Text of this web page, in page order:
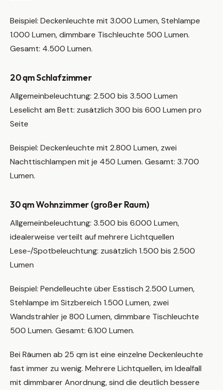
Beispiel: Deckenleuchte mit 3.000 Lumen, Stehlampe
1.000 Lumen, dimmbare Tischleuchte 500 Lumen.
Gesamt: 4.500 Lumen.
20 qm Schlafzimmer
Allgemeinbeleuchtung: 2.500 bis 3.500 Lumen
Leselicht am Bett: zusätzlich 300 bis 600 Lumen pro
Seite
Beispiel: Deckenleuchte mit 2.800 Lumen, zwei
Nachttischlampen mit je 450 Lumen. Gesamt: 3.700
Lumen.
30 qm Wohnzimmer (großer Raum)
Allgemeinbeleuchtung: 3.500 bis 6.000 Lumen,
idealerweise verteilt auf mehrere Lichtquellen
Lese-/Spotbeleuchtung: zusätzlich 1.500 bis 2.500
Lumen
Beispiel: Pendelleuchte über Esstisch 2.500 Lumen,
Stehlampe im Sitzbereich 1.500 Lumen, zwei
Wandstrahler je 800 Lumen, dimmbare Tischleuchte
500 Lumen. Gesamt: 6.100 Lumen.
Bei Räumen ab 25 qm ist eine einzelne Deckenleuchte
fast immer zu wenig. Mehrere Lichtquellen, im Idealfall
mit dimmbarer Anordnung, sind die deutlich bessere